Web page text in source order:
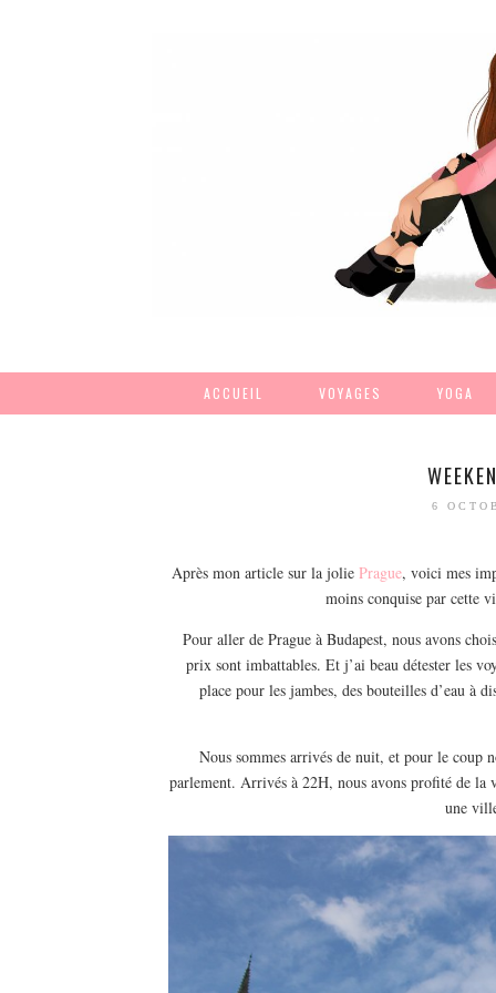
ACCUEIL VOYAGES YOGA
6
Après mon article sur la jolie Prague, voici mes
moins conquise par cette
Pour aller de Prague à Budapest, nous avons
prix sont imbattables. Et j’ai beau détester les
place pour les jambes, des bouteilles d’eau
Nous sommes arrivés de nuit, et pour le coup
parlement. Arrivés à 22H, nous avons profité de la
une